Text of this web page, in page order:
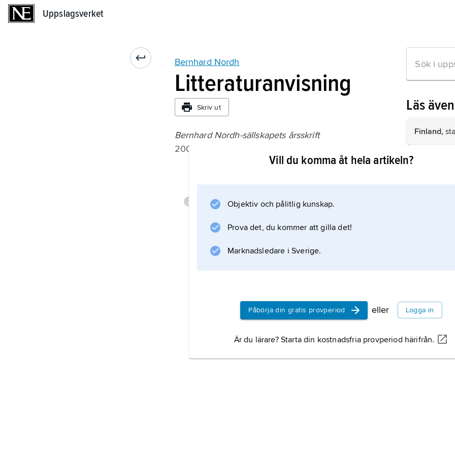
Uppslagsverket
Bernhard Nordh
Litteraturanvisning
Skriv ut
Bernhard Nordh-sällskapets årsskrift
2002–;
Information om artikeln
Vill du komma åt hela artikeln?
Objektiv och pålitlig kunskap.
Prova det, du kommer att gilla det!
Marknadsledare i Sverige.
Påbörja din gratis provperiod eller Logga in
Är du lärare? Starta din kostnadsfria provperiod härifrån.
Läs
Finland,
Sverige,
halvön,